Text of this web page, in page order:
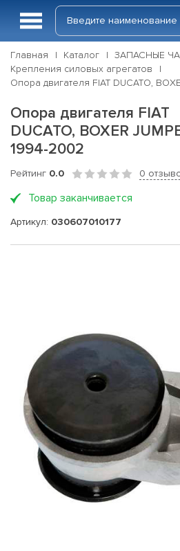
Главная Каталог ЗАПАСНЫЕ
Крепления силовых агрегатов
Опора двигателя FIAT DUCATO,
Опора двигателя FIAT
DUCATO, BOXER
1994-2002
Рейтинг 0.0 0
Товар заканчивается
Артикул: 030607010177